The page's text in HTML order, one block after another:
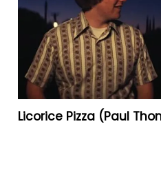
Licorice Pizza (Paul